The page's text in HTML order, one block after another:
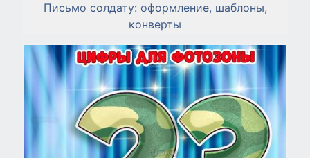
Письмо солдату: оформление, шаблоны,
конверты